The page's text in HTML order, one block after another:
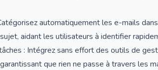
automatiquement les e-mails
aidant les utilisateurs à identifier
: Intégrez sans effort des outils de
que rien ne passe à travers les